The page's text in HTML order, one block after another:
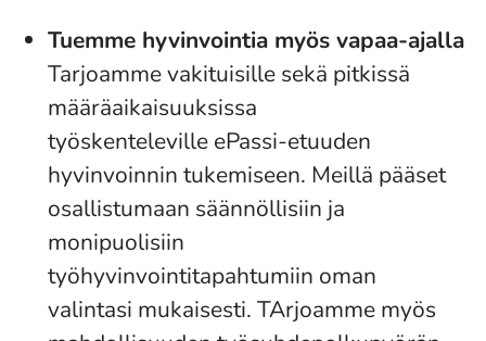
Tuemme hyvinvointia myös vapaa-ajalla
Tarjoamme vakituisille sekä pitkissä
määräaikaisuuksissa
työskenteleville ePassi-etuuden
hyvinvoinnin tukemiseen. Meillä pääset
osallistumaan säännöllisiin ja
monipuolisiin
työhyvinvointitapahtumiin oman
valintasi mukaisesti. TArjoamme myös